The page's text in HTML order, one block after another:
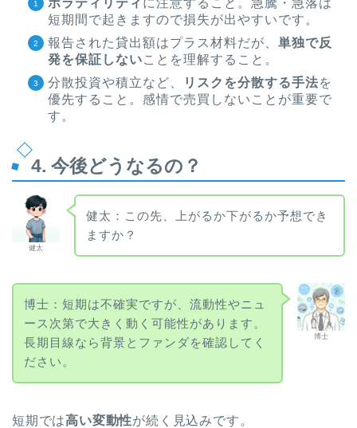
ボラティリティ に注意すること。急騰・急落は
短期間で起きますので損失が出やすいです。
報告された貸出額はプラス材料だが、 単独で反
発を保証しないことを理解すること。
分散投資や積立など、
リスクを分散する手法を
優先すること。感情で売買しないことが重要で
す。
4. 今後どうなるの？
健太
健太：この先、上がるか下がるか予想でき
ますか？
博士
博士：短期は不確実ですが、流動性やニュ
ース次第で大きく動く可能性があります。
長期目線なら背景とファンダを確認してく
ださい。
短期では高い変動性が続く見込みです。